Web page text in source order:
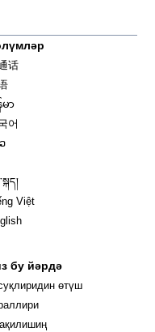
话
မာ
어
Việt
бу йәрдә
өтүш